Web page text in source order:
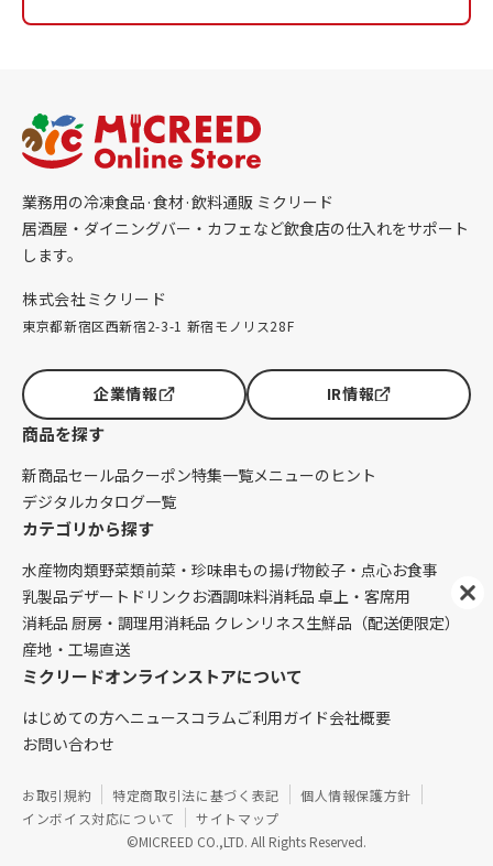
業務用の冷凍食品·食材·飲料通販 ミクリード
居酒屋・ダイニングバー・カフェなど飲食店の仕入れをサポート
します。
株式会社ミクリード
東京都新宿区西新宿2-3-1 新宿モノリス28F
企業情報 IR情報
商品を探す
新商品セール品クーポン特集一覧メニューのヒント
デジタルカタログ一覧
カテゴリから探す
水産物肉類野菜類前菜・珍味串もの揚げ物餃子・点心お食事
乳製品デザート ドリンク お酒調味料消耗品 卓上・客席用
消耗品 厨房・調理用消耗品 クレンリネス生鮮品（配送便限定）
産地・工場直送
ミクリードオンラインストアについて
はじめての方へニュースコラムご利用ガイド会社概要
お問い合わせ
©MICREED CO.,LTD. All Rights Reserved.
お取引規約 特定商取引法に基づく表記
個人情報保護方針
インボイス対応について
サイトマップ